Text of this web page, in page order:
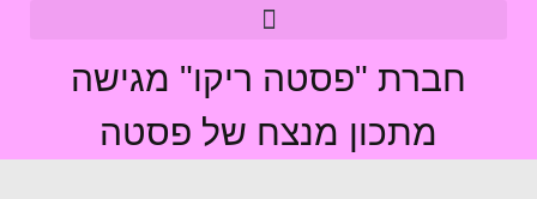
חברת "פסטה ריקו" מגישה
מתכון מנצח של פסטה